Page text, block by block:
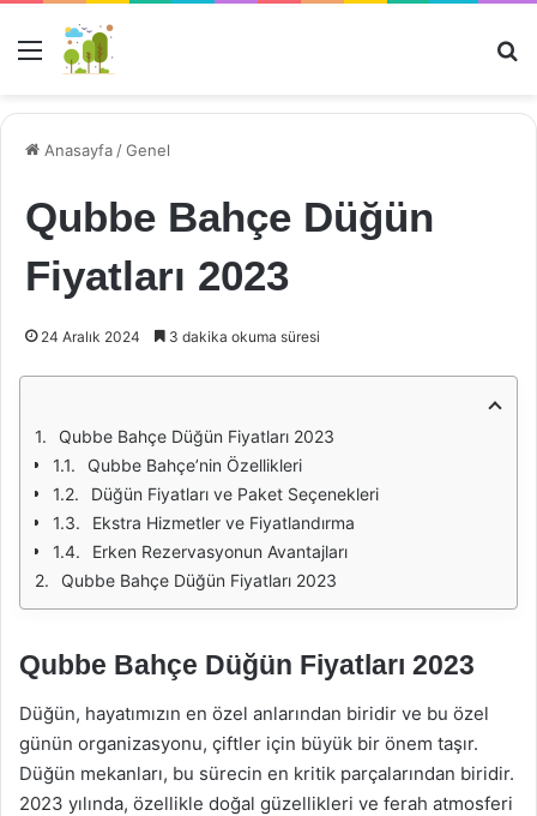
Menü
Anasayfa /Genel
Qubbe Bahçe Düğün
Fiyatları 2023
24 Aralık 2024 3 dakika okuma süresi
Qubbe Bahçe Düğün Fiyatları 2023
Qubbe Bahçe’nin Özellikleri
Düğün Fiyatları ve Paket Seçenekleri
Ekstra Hizmetler ve Fiyatlandırma
Erken Rezervasyonun Avantajları
Qubbe Bahçe Düğün Fiyatları 2023
Qubbe Bahçe Düğün Fiyatları 2023
Düğün, hayatımızın en özel anlarından biridir ve bu özel
günün organizasyonu, çiftler için büyük bir önem taşır.
Düğün mekanları, bu sürecin en kritik parçalarından biridir.
2023 yılında, özellikle doğal güzellikleri ve ferah atmosferi